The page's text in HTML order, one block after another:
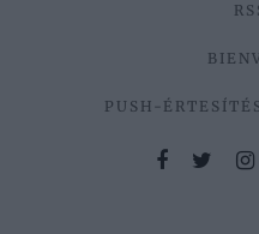
PUSH-